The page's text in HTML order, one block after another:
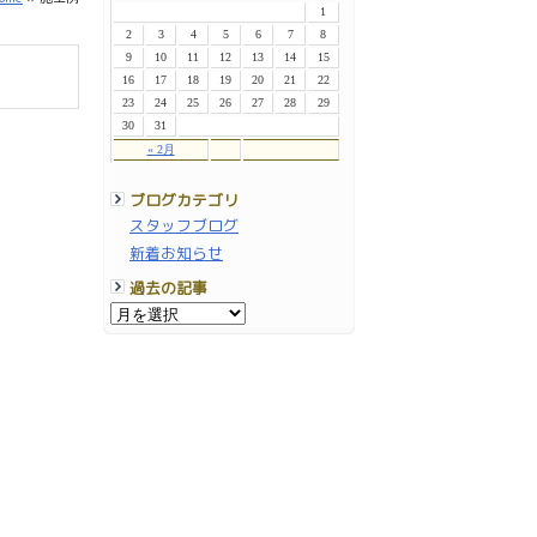
« 2月
1
2
3 4 5 6 7
8
9
10 11 12 13 14
15
16
17 18 19 20 21
22
23
24 25 26 27 28
29
30
31
ブログカテゴリ
スタッフブログ
新着お知らせ
過去の記事